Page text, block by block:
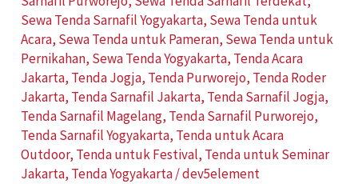
Sewa Tenda Sarnafil Yogyakarta, Sewa Tenda untuk
Acara, Sewa Tenda untuk Pameran, Sewa Tenda untuk
Pernikahan, Sewa Tenda Yogyakarta, Tenda Acara
Jakarta, Tenda Jogja, Tenda Purworejo, Tenda Roder
Jakarta, Tenda Sarnafil Jakarta, Tenda Sarnafil Jogja,
Tenda Sarnafil Magelang, Tenda Sarnafil Purworejo,
Tenda Sarnafil Yogyakarta, Tenda untuk Acara
Outdoor, Tenda untuk Festival, Tenda untuk Seminar
Jakarta, Tenda Yogyakarta/dev5element